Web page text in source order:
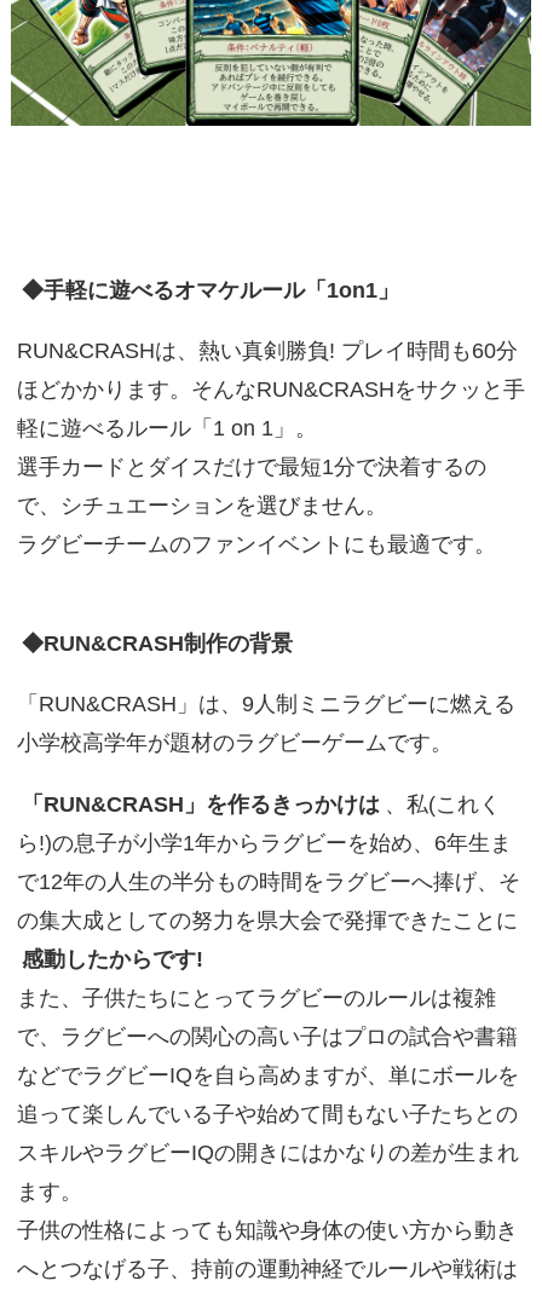
◆手軽に遊べるオマケルール「1on1」
RUN&CRASHは、熱い真剣勝負! プレイ時間も60分
ほどかかります。そんなRUN&CRASHをサクッと手
軽に遊べるルール「1 on 1」。
選手カードとダイスだけで最短1分で決着するの
で、シチュエーションを選びません。
ラグビーチームのファンイベントにも最適です。
◆RUN&CRASH制作の背景
「RUN&CRASH」は、9人制ミニラグビーに燃える
小学校高学年が題材のラグビーゲームです。
「RUN&CRASH」を作るきっかけは 、私(これく
ら!)の息子が小学1年からラグビーを始め、6年生ま
で12年の人生の半分もの時間をラグビーへ捧げ、そ
の集大成としての努力を県大会で発揮できたことに
感動したからです!
また、子供たちにとってラグビーのルールは複雑
で、ラグビーへの関心の高い子はプロの試合や書籍
などでラグビーIQを自ら高めますが、単にボールを
追って楽しんでいる子や始めて間もない子たちとの
スキルやラグビーIQの開きにはかなりの差が生まれ
ます。
子供の性格によっても知識や身体の使い方から動き
へとつなげる子、持前の運動神経でルールや戦術は